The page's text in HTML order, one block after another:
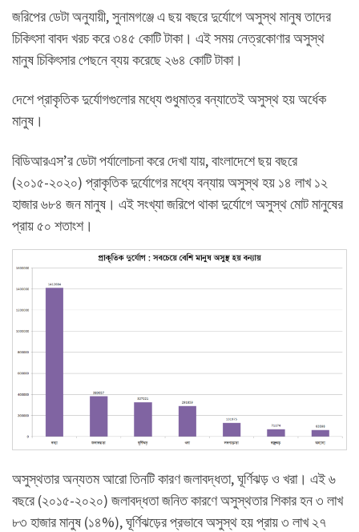
জরিপের ডেটা অনুযায়ী, সুনামগঞ্জে এ ছয় বছরে দুর্যোগে অসুস্থ মানুষ তাদের
চিকিৎসা বাবদ খরচ করে ৩৪৫ কোটি টাকা। এই সময় নেত্রকোণার অসুস্থ
মানুষ চিকিৎসার পেছনে ব্যয় করেছে ২৬৪ কোটি টাকা।
দেশে প্রাকৃতিক দুর্যোগগুলোর মধ্যে শুধুমাত্র বন্যাতেই অসুস্থ হয় অর্ধেক
মানুষ।
বিডিআরএস’র ডেটা পর্যালোচনা করে দেখা যায়, বাংলাদেশে ছয় বছরে
(২০১৫-২০২০) প্রাকৃতিক দুর্যোগের মধ্যে বন্যায় অসুস্থ হয় ১৪ লাখ ১২
হাজার ৬৮৪ জন মানুষ। এই সংখ্যা জরিপে থাকা দুর্যোগে অসুস্থ মোট মানুষের
প্রায় ৫০ শতাংশ।
অসুস্থতার অন্যতম আরো তিনটি কারণ জলাবদ্ধতা, ঘূর্ণিঝড় ও খরা। এই ৬
বছরে (২০১৫-২০২০) জলাবদ্ধতা জনিত কারণে অসুস্থতার শিকার হন ৩ লাখ
৮৩ হাজার মানুষ (১৪%), ঘূর্ণিঝড়ের প্রভাবে অসুস্থ হয় প্রায় ৩ লাখ ২৭